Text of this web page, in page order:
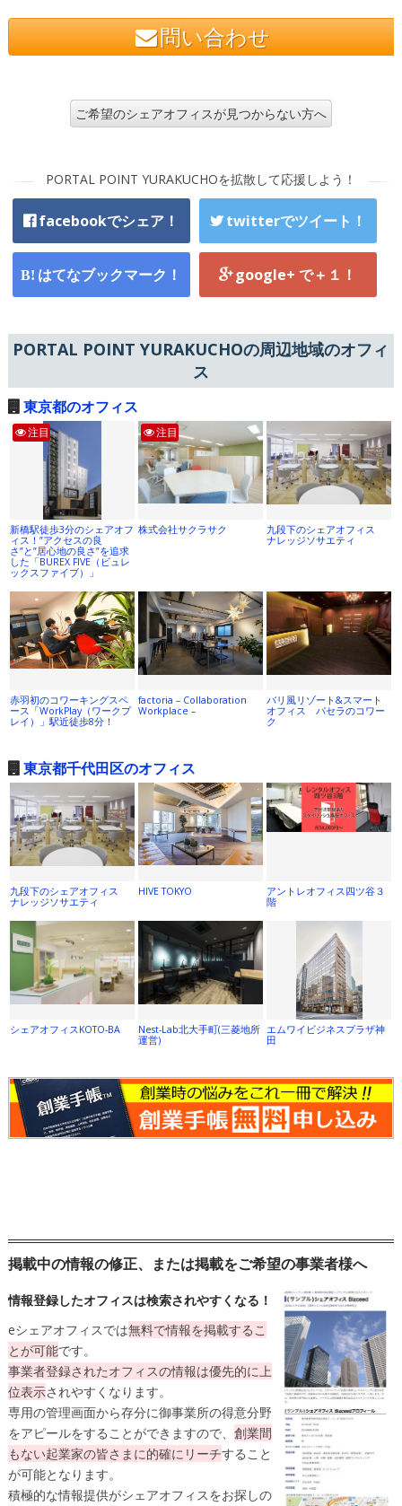
問い合わせ
ご希望のシェアオフィスが見つからない方へ
PORTAL POINT YURAKUCHOを拡散して応援しよう！
facebookでシェア！ twitterでツイート！
はてなブックマーク！ google+ で＋１！
PORTAL POINT YURAKUCHOの周辺地域のオフィ
ス
東京都のオフィス
注目
新橋駅徒歩3分のシェアオフ
ィス！”アクセスの良
さ”と”居心地の良さ”を追求
した「BUREX FIVE（ビュレ
ックスファイブ）」
注目
株式会社サクラサク
九段下のシェアオフィス
ナレッジソサエティ
赤羽初のコワーキングスペ
ース「WorkPlay（ワークプ
レイ）」駅近徒歩8分！
factoria – Collaboration
Workplace –
バリ風リゾート&スマート
オフィス パセラのコワー
ク
東京都千代田区のオフィス
九段下のシェアオフィス
ナレッジソサエティ
HIVE TOKYO
アントレオフィス四ツ谷３
階
シェアオフィスKOTO-BA
Nest-Lab北大手町(三菱地所
運営)
エムワイビジネスプラザ神
田
掲載中の情報の修正、または掲載をご希望の事業者様へ
情報登録したオフィスは検索されやすくなる！
eシェアオフィスでは無料で情報を掲載するこ
とが可能です。
事業者登録されたオフィスの情報は優先的に上
位表示されやすくなります。
専用の管理画面から存分に御事業所の得意分野
をアピールをすることができますので、 創業間
もない起業家の皆さまに的確にリーチすること
が可能となります。
積極的な情報提供がシェアオフィスをお探しの